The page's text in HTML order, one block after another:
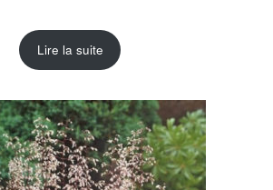
Lire la suite